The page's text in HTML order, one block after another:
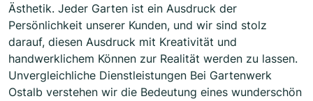
Ästhetik. Jeder Garten ist ein Ausdruck der
Persönlichkeit unserer Kunden, und wir sind stolz
darauf, diesen Ausdruck mit Kreativität und
handwerklichem Können zur Realität werden zu lassen.
Unvergleichliche Dienstleistungen Bei Gartenwerk
Ostalb verstehen wir die Bedeutung eines wunderschön